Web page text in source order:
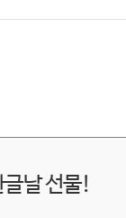
날 선물!